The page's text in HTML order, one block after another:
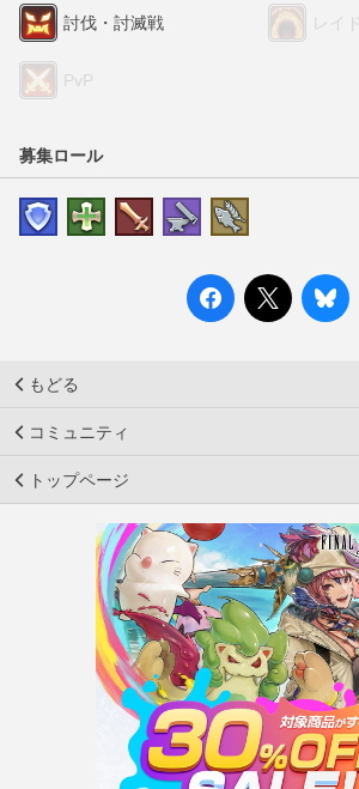
討伐・討滅戦 レイド
PvP
募集ロール
もどる
コミュニティ
トップページ